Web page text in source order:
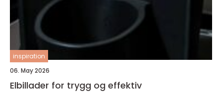
inspiration
06. May 2026
Elbillader for trygg og effektiv